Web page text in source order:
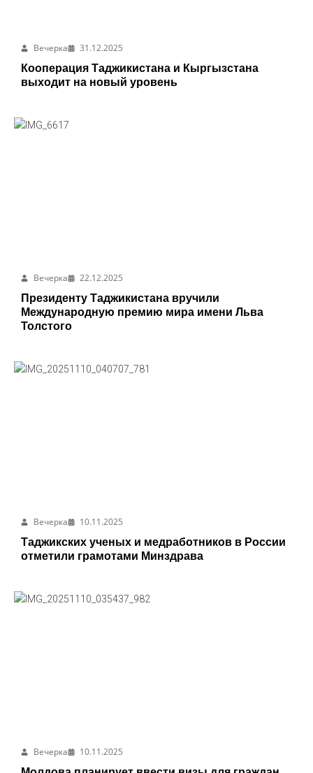
Вечерка
31.12.2025
Кооперация Таджикистана и Кыргызстана
выходит на новый уровень
Вечерка
22.12.2025
Президенту Таджикистана вручили
Международную премию мира имени Льва
Толстого
Вечерка
10.11.2025
Таджикских ученых и медработников в России
отметили грамотами Минздрава
Вечерка
10.11.2025